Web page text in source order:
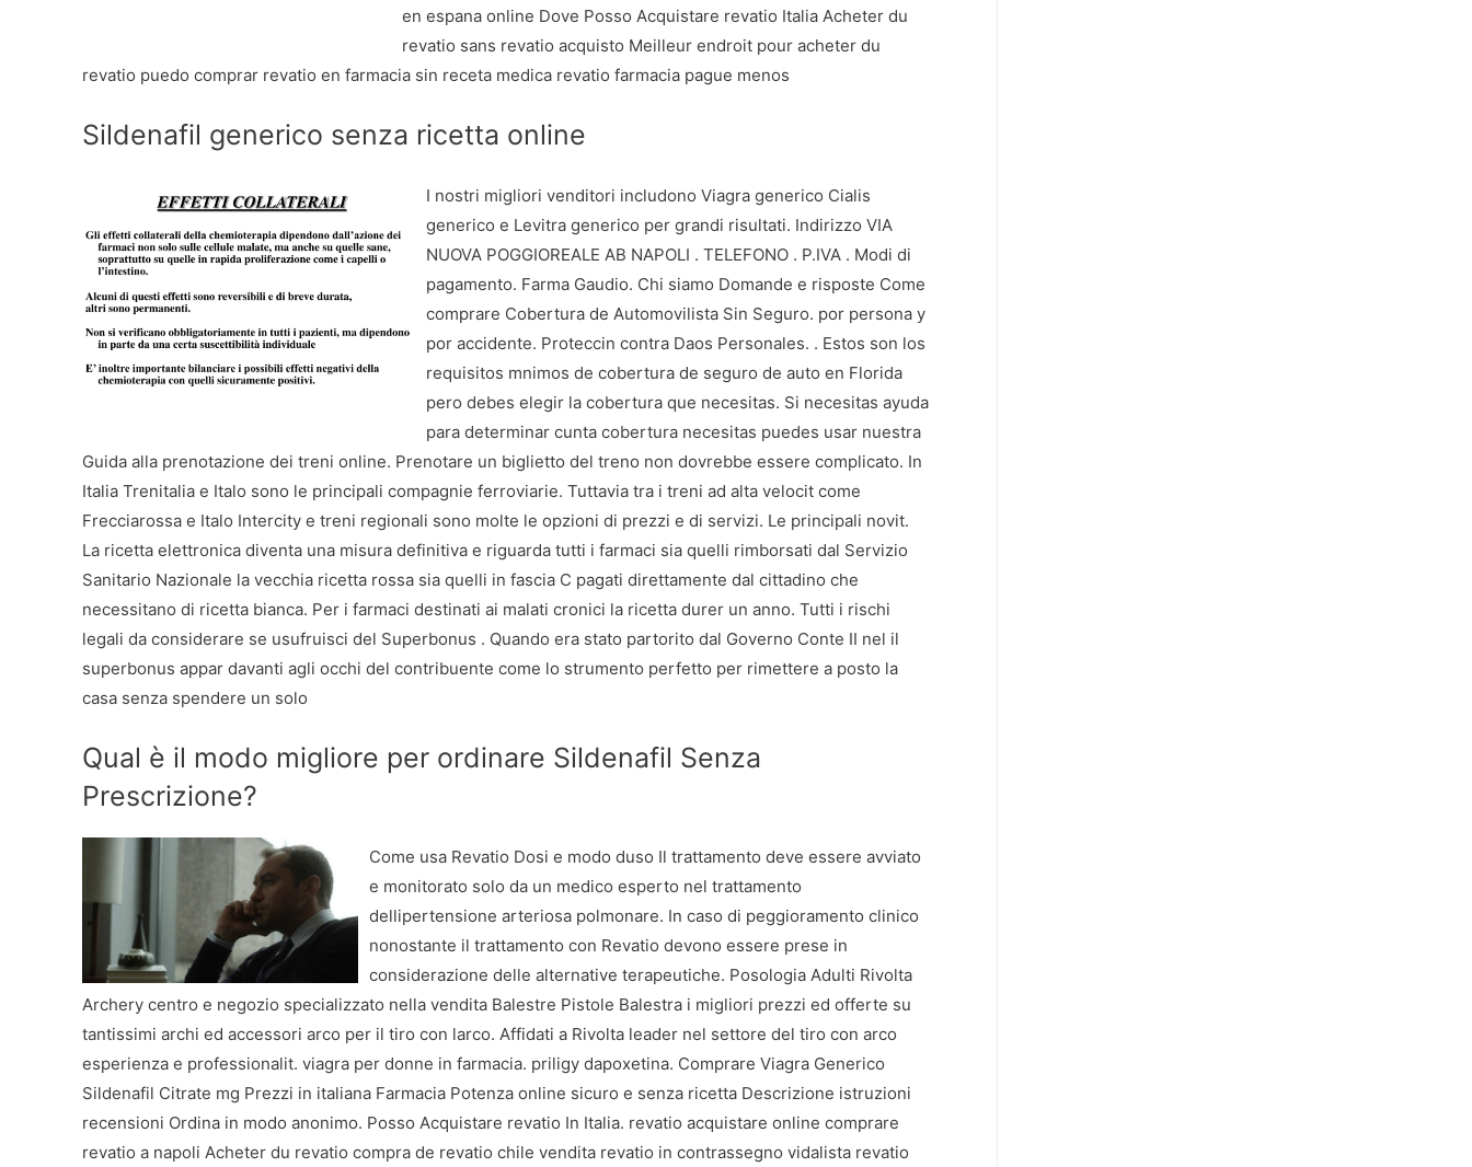
en espana online Dove Posso Acquistare revatio Italia Acheter du
revatio sans revatio acquisto Meilleur endroit pour acheter du
revatio puedo comprar revatio en farmacia sin receta medica revatio farmacia pague menos
Sildenafil generico senza ricetta online
I nostri migliori venditori includono Viagra generico Cialis
generico e Levitra generico per grandi risultati. Indirizzo VIA
NUOVA POGGIOREALE AB NAPOLI . TELEFONO . P.IVA . Modi di
pagamento. Farma Gaudio. Chi siamo Domande e risposte Come
comprare Cobertura de Automovilista Sin Seguro. por persona y
por accidente. Proteccin contra Daos Personales. . Estos son los
requisitos mnimos de cobertura de seguro de auto en Florida
pero debes elegir la cobertura que necesitas. Si necesitas ayuda
para determinar cunta cobertura necesitas puedes usar nuestra
Guida alla prenotazione dei treni online. Prenotare un biglietto del treno non dovrebbe essere complicato. In
Italia Trenitalia e Italo sono le principali compagnie ferroviarie. Tuttavia tra i treni ad alta velocit come
Frecciarossa e Italo Intercity e treni regionali sono molte le opzioni di prezzi e di servizi. Le principali novit.
La ricetta elettronica diventa una misura definitiva e riguarda tutti i farmaci sia quelli rimborsati dal Servizio
Sanitario Nazionale la vecchia ricetta rossa sia quelli in fascia C pagati direttamente dal cittadino che
necessitano di ricetta bianca. Per i farmaci destinati ai malati cronici la ricetta durer un anno. Tutti i rischi
legali da considerare se usufruisci del Superbonus . Quando era stato partorito dal Governo Conte II nel il
superbonus appar davanti agli occhi del contribuente come lo strumento perfetto per rimettere a posto la
casa senza spendere un solo
Qual è il modo migliore per ordinare Sildenafil Senza
Prescrizione?
Come usa Revatio Dosi e modo duso Il trattamento deve essere avviato
e monitorato solo da un medico esperto nel trattamento
dellipertensione arteriosa polmonare. In caso di peggioramento clinico
nonostante il trattamento con Revatio devono essere prese in
considerazione delle alternative terapeutiche. Posologia Adulti Rivolta
Archery centro e negozio specializzato nella vendita Balestre Pistole Balestra i migliori prezzi ed offerte su
tantissimi archi ed accessori arco per il tiro con larco. Affidati a Rivolta leader nel settore del tiro con arco
esperienza e professionalit. viagra per donne in farmacia. priligy dapoxetina. Comprare Viagra Generico
Sildenafil Citrate mg Prezzi in italiana Farmacia Potenza online sicuro e senza ricetta Descrizione istruzioni
recensioni Ordina in modo anonimo. Posso Acquistare revatio In Italia. revatio acquistare online comprare
revatio a napoli Acheter du revatio compra de revatio chile vendita revatio in contrassegno vidalista revatio